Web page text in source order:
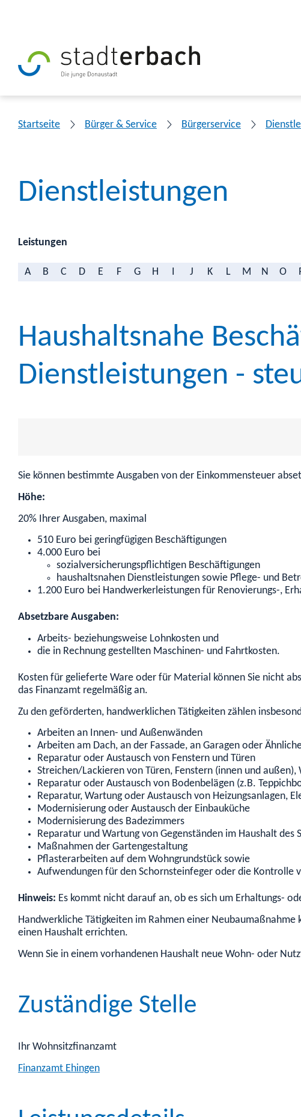
Startseite Bürger & Service Bürgerservice
Dienstleistungen
Leistungen
A B C D E F G H J K L M N O
Haushaltsnahe
Dienstleistungen -
Sie können bestimmte Ausgaben von der Einkommensteuer
Höhe:
20% Ihrer Ausgaben, maximal
510 Euro bei geringfügigen Beschäftigungen
4.000 Euro bei
sozialversicherungspflichtigen Beschäftigungen
haushaltsnahen Dienstleistungen sowie Pflege- und
1.200 Euro bei Handwerkerleistungen für Renovierungs-,
Absetzbare Ausgaben:
Arbeits- beziehungsweise Lohnkosten und
die in Rechnung gestellten Maschinen- und Fahrtkosten.
Kosten für gelieferte Ware oder für Material können Sie nicht
das Finanzamt regelmäßig an.
Zu den geförderten, handwerklichen Tätigkeiten zählen ins
Arbeiten an Innen- und Außenwänden
Arbeiten am Dach, an der Fassade, an Garagen oder
Reparatur oder Austausch von Fenstern und Türen
Streichen/Lackieren von Türen, Fenstern (innen und
Reparatur oder Austausch von Bodenbelägen (z.B.
Reparatur, Wartung oder Austausch von Heizungsanlagen,
Modernisierung oder Austausch der Einbauküche
Modernisierung des Badezimmers
Reparatur und Wartung von Gegenständen im Haushalt des
Maßnahmen der Gartengestaltung
Pflasterarbeiten auf dem Wohngrundstück sowie
Aufwendungen für den Schornsteinfeger oder die Kontrolle
Hinweis: Es kommt nicht darauf an, ob es sich um Erhaltungs-
Handwerkliche Tätigkeiten im Rahmen einer Neubaumaßnahme
einen Haushalt errichten.
Wenn Sie in einem vorhandenen Haushalt neue Wohn- oder
Zuständige Stelle
Ihr Wohnsitzfinanzamt
Finanzamt Ehingen